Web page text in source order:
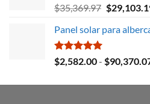
$35,369.97 El
original
$
Panel solar para
Valorado
con
$2,582.00- $